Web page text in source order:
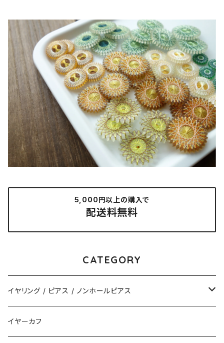
5,000円以上の購入で
配送料無料
CATEGORY
イヤリング / ピアス / ノンホールピアス
揺れるタイプ
イヤーカフ